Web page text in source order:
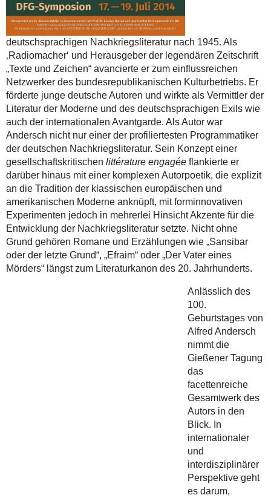
deutschsprachigen Nachkriegsliteratur nach 1945. Als
‚Radiomacher‘ und Herausgeber der legendären Zeitschrift
„Texte und Zeichen“ avancierte er zum einflussreichen
Netzwerker des bundesrepublikanischen Kulturbetriebs. Er
förderte junge deutsche Autoren und wirkte als Vermittler der
Literatur der Moderne und des deutschsprachigen Exils wie
auch der internationalen Avantgarde. Als Autor war
Andersch nicht nur einer der profiliertesten Programmatiker
der deutschen Nachkriegsliteratur. Sein Konzept einer
gesellschaftskritischen littérature engagéeflankierte er
darüber hinaus mit einer komplexen Autorpoetik, die explizit
an die Tradition der klassischen europäischen und
amerikanischen Moderne anknüpft, mit forminnovativen
Experimenten jedoch in mehrerlei Hinsicht Akzente für die
Entwicklung der Nachkriegsliteratur setzte. Nicht ohne
Grund gehören Romane und Erzählungen wie „Sansibar
oder der letzte Grund“, „Efraim“ oder „Der Vater eines
Mörders“ längst zum Literaturkanon des 20. Jahrhunderts.
Anlässlich des
100.
Geburtstages von
Alfred Andersch
nimmt die
Gießener Tagung
das
facettenreiche
Gesamtwerk des
Autors in den
Blick. In
internationaler
und
interdisziplinärer
Perspektive geht
es darum,